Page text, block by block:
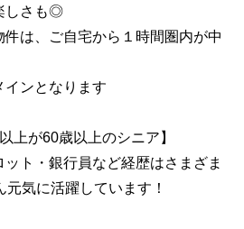
しさも◎
は、ご自宅から１時間圏内が中
インとなります
上が60歳以上のシニア】
ト・銀行員など経歴はさまざま
気に活躍しています！